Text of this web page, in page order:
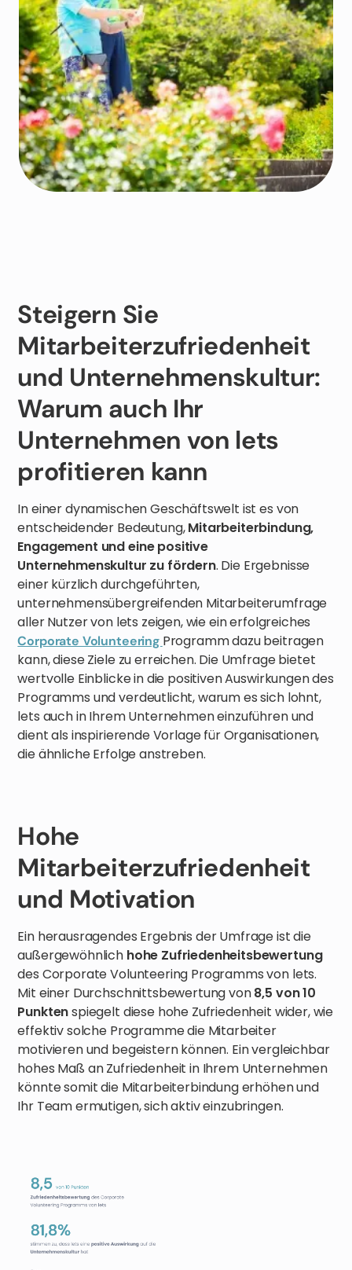
Steigern Sie
Mitarbeiterzufriedenheit
und Unternehmenskultur:
Warum auch Ihr
Unternehmen von lets
profitieren kann
In einer dynamischen Geschäftswelt ist es von
entscheidender Bedeutung,Mitarbeiterbindung,
Engagement und eine positive
Unternehmenskultur zu fördern. Die Ergebnisse
einer kürzlich durchgeführten,
unternehmensübergreifenden Mitarbeiterumfrage
aller Nutzer von lets zeigen, wie ein erfolgreiches
Corporate Volunteering Programm dazu beitragen
kann, diese Ziele zu erreichen. Die Umfrage bietet
wertvolle Einblicke in die positiven Auswirkungen des
Programms und verdeutlicht, warum es sich lohnt,
lets auch in Ihrem Unternehmen einzuführen und
dient als inspirierende Vorlage für Organisationen,
die ähnliche Erfolge anstreben.
Hohe
Mitarbeiterzufriedenheit
und Motivation
Ein herausragendes Ergebnis der Umfrage ist die
außergewöhnlich hohe Zufriedenheitsbewertung
des Corporate Volunteering Programms von lets.
Mit einer Durchschnittsbewertung von8,5 von 10
Punktenspiegelt diese hohe Zufriedenheit wider, wie
effektiv solche Programme die Mitarbeiter
motivieren und begeistern können. Ein vergleichbar
hohes Maß an Zufriedenheit in Ihrem Unternehmen
könnte somit die Mitarbeiterbindung erhöhen und
Ihr Team ermutigen, sich aktiv einzubringen.